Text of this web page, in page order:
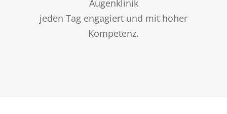
Augenklinik
jeden Tag engagiert und mit hoher
Kompetenz.